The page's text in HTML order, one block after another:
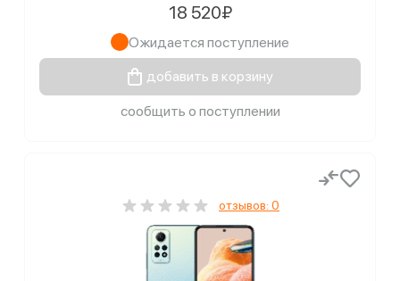
18 520₽
Ожидается поступление
добавить в корзину
сообщить о поступлении
отзывов: 0